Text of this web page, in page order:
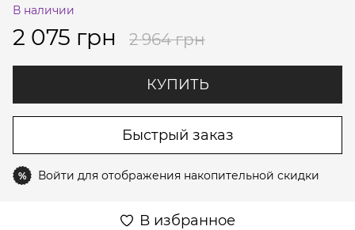
В наличии
2 075 грн 2 964 грн
КУПИТЬ
Быстрый заказ
% Войти для отображения накопительной скидки
В избранное